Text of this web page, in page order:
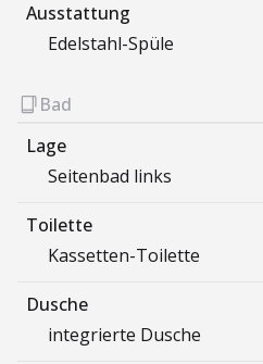
Ausstattung
Edelstahl-Spüle
Bad
Lage
Seitenbad links
Toilette
Kassetten-Toilette
Dusche
integrierte Dusche